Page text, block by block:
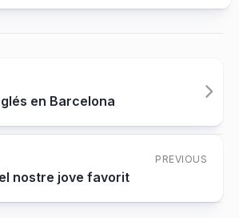
en Barcelona
PREVIOUS
nostre jove favorit